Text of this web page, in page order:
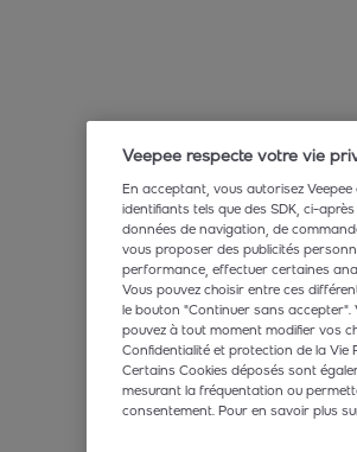
Veepee respecte votre vie
En acceptant, vous autorisez
identifiants tels que des SDK, ci-
données de navigation, de
vous proposer des publicités
performance, effectuer certaines
Vous pouvez choisir entre ces
le bouton "Continuer sans accepter".
pouvez à tout moment modifier vos
Confidentialité et protection de la Vie
Certains Cookies déposés sont
mesurant la fréquentation ou
consentement. Pour en savoir plus